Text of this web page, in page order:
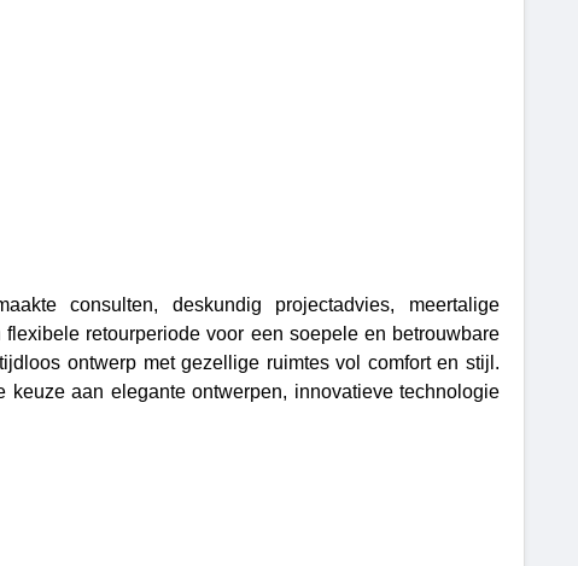
consulten, deskundig projectadvies, meertalige
retourperiode voor een soepele en betrouwbare
ontwerp met gezellige ruimtes vol comfort en stijl.
aan elegante ontwerpen, innovatieve technologie